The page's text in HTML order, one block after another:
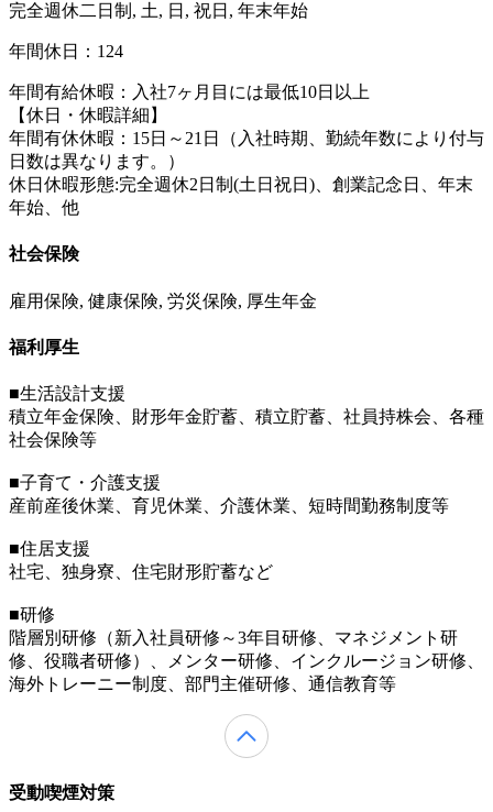
完全週休二日制, 土, 日, 祝日, 年末年始
年間休日：124
年間有給休暇：入社7ヶ月目には最低10日以上
【休日・休暇詳細】
年間有休休暇：15日～21日（入社時期、勤続年数により付与
日数は異なります。）
休⽇休暇形態:完全週休2⽇制(⼟⽇祝⽇)、創業記念⽇、年末
年始、他
社会保険
雇用保険, 健康保険, 労災保険, 厚生年金
福利厚生
■生活設計支援
積立年金保険、財形年金貯蓄、積立貯蓄、社員持株会、各種
社会保険等
■子育て・介護支援
産前産後休業、育児休業、介護休業、短時間勤務制度等
■住居支援
社宅、独身寮、住宅財形貯蓄など
■研修
階層別研修（新入社員研修～3年目研修、マネジメント研
修、役職者研修）、メンター研修、インクルージョン研修、
海外トレーニー制度、部門主催研修、通信教育等
受動喫煙対策